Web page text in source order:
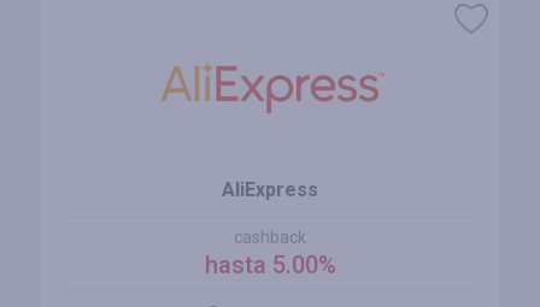
AliExpress
cashback
hasta 5.00%